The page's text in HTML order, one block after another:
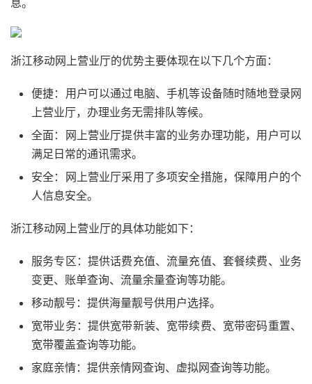
息。
浙江移动网上营业厅的优势主要体现在以下几个方面：
便捷：用户可以通过电脑、手机等设备随时随地登录网
上营业厅，办理业务无需排队等候。
全面：网上营业厅提供丰富的业务办理功能，用户可以
满足日常的通讯需求。
安全：网上营业厅采用了多项安全措施，保障用户的个
人信息安全。
浙江移动网上营业厅的具体功能如下：
服务专区：提供话费充值、流量充值、套餐续费、业务
变更、账单查询、流量余量查询等功能。
移动靓号：提供海量靓号供用户选择。
宽带业务：提供宽带新装、宽带续费、宽带密码重置、
宽带覆盖查询等功能。
家庭亲情：提供亲情网查询、虚拟网查询等功能。